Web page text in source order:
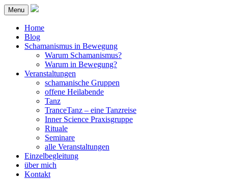
Menu
Home
Blog
Schamanismus in Bewegung
Warum Schamanismus?
Warum in Bewegung?
Veranstaltungen
schamanische Gruppen
offene Heilabende
Tanz
TranceTanz – eine Tanzreise
Inner Science Praxisgruppe
Rituale
Seminare
alle Veranstaltungen
Einzelbegleitung
über mich
Kontakt